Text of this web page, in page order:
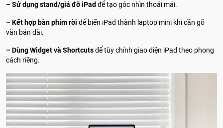
– Sử dụng stand/giá đỡ iPad để tạo góc nhìn thoải mái.
– Kết hợp bàn phím rời để biến iPad thành laptop mini khi cần gõ
văn bản dài.
– Dùng Widget và Shortcutsđể tùy chỉnh giao diện iPad theo phong
cách riêng.